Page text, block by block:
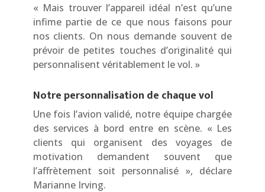
« Mais trouver l’appareil idéal n’est qu’une
infime partie de ce que nous faisons pour
nos clients. On nous demande souvent de
prévoir de petites touches d’originalité qui
personnalisent véritablement le vol. »
Notre personnalisation de chaque vol
Une fois l’avion validé, notre équipe chargée
des services à bord entre en scène. « Les
clients qui organisent des voyages de
motivation demandent souvent que
l’affrètement soit personnalisé », déclare
Marianne Irving.